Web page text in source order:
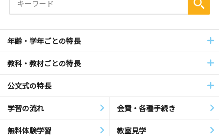
年齢・学年ごとの特長
教科・教材ごとの特長
公文式の特長
学習の流れ 会費・各種手続き
無料体験学習 教室見学